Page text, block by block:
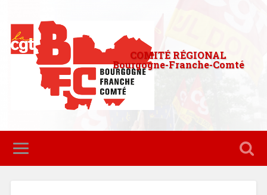
COMITÉ RÉGIONAL
Bourgogne-Franche-Comté